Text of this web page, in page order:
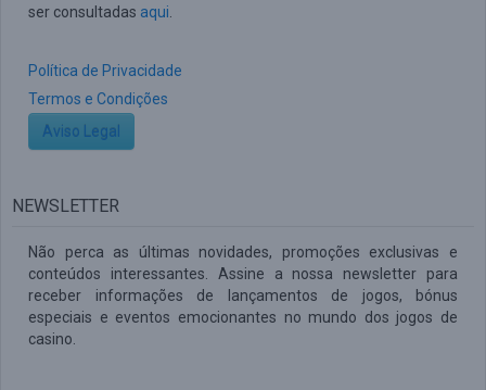
ser consultadas aqui
Política de Privacidade
Termos e Condições
Aviso Legal
NEWSLETTER
Não perca as últimas novidades, promoções exclusivas e
conteúdos interessantes. Assine a nossa newsletter para
receber informações de lançamentos de jogos, bónus
especiais e eventos emocionantes no mundo dos jogos de
casino.